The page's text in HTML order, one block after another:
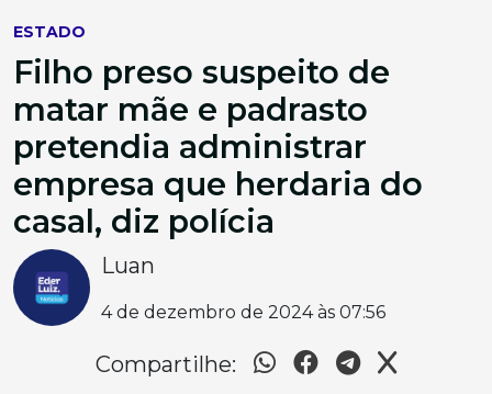
ESTADO
Filho preso suspeito de
matar mãe e padrasto
pretendia administrar
empresa que herdaria do
casal, diz polícia
Luan
4 de dezembro de 2024 às 07:56
Compartilhe: